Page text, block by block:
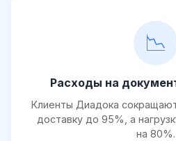
📉
Расходы на
Клиенты Диадока
доставку до 95%, а
на 80%.